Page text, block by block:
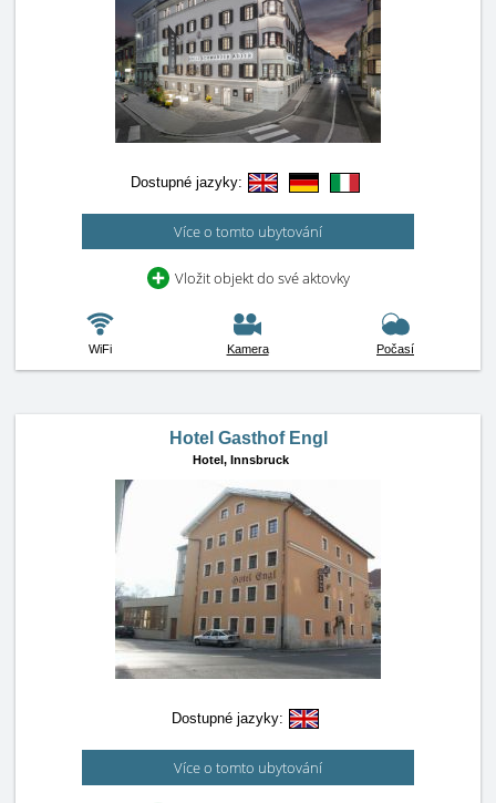
Dostupné jazyky:
Více o tomto ubytování
Vložit objekt do své aktovky
WiFi Kamera Počasí
Hotel Gasthof Engl
Hotel, Innsbruck
Dostupné jazyky:
Více o tomto ubytování